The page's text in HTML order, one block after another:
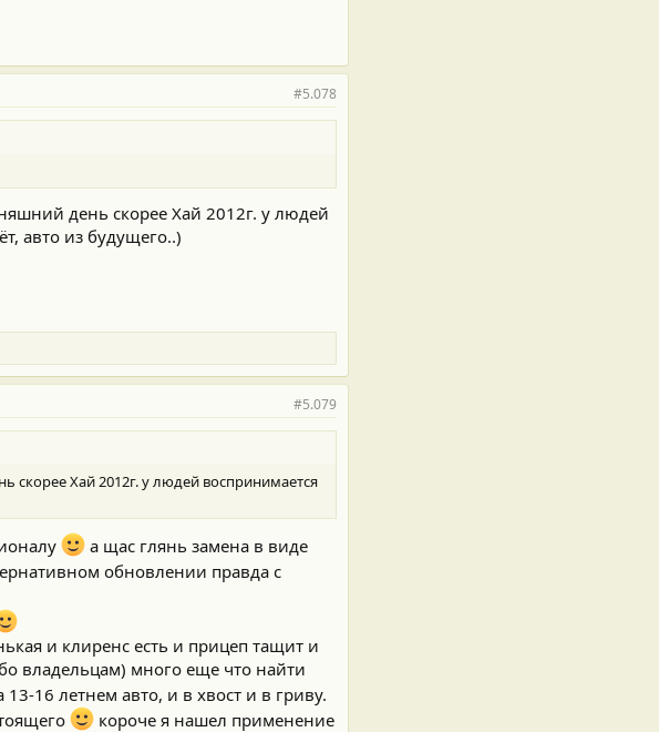
#5.078
день скорее Хай 2012г. у людей
авто из будущего..)
#5.079
скорее Хай 2012г. у людей воспринимается
а щас глянь замена в виде
обновлении правда с
и клиренс есть и прицеп тащит и
владельцам) много еще что найти
13-16 летнем авто, и в хвост и в гриву.
короче я нашел применение